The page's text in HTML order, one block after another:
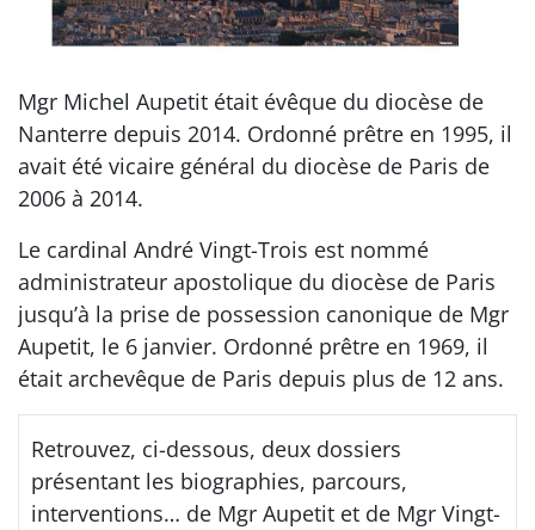
Mgr Michel Aupetit était évêque du diocèse de
Nanterre depuis 2014. Ordonné prêtre en 1995, il
avait été vicaire général du diocèse de Paris de
2006 à 2014.
Le cardinal André Vingt-Trois est nommé
administrateur apostolique du diocèse de Paris
jusqu’à la prise de possession canonique de Mgr
Aupetit, le 6 janvier. Ordonné prêtre en 1969, il
était archevêque de Paris depuis plus de 12 ans.
Retrouvez, ci-dessous, deux dossiers
présentant les biographies, parcours,
interventions… de Mgr Aupetit et de Mgr Vingt-